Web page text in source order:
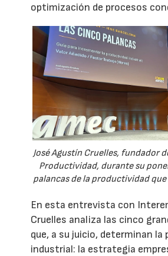
optimización de procesos
José Agustín Cruelles, fundador
Productividad, durante su
palancas de la productividad
En esta entrevista con
Cruelles analiza las cinco
que, a su juicio, determinan la
industrial: la estrategia